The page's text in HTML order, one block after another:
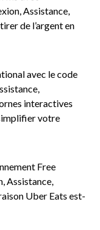
Assistance,
de l’argent en
avec le code
interactives
votre
Free
Assistance,
Uber Eats est-